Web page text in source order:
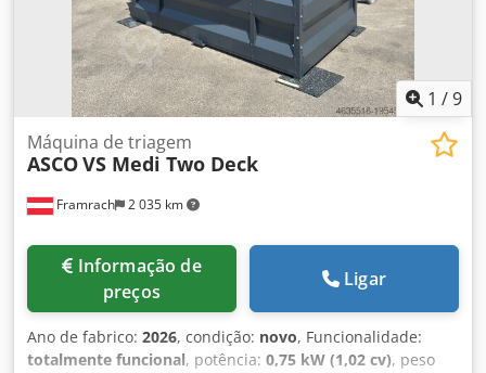
1 /9
Framrach 2 035 km
Máquina de triagem
ASCOVS Medi Two Deck
preços
Ligar
Ano de fabrico: 2026, condição: novo, Funcionalidade:
totalmente funcional, potência: 0,75 kW (1,02 cv), peso